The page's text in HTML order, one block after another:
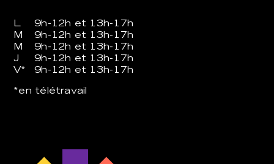
L
M
M
J
V*
9h-12h et 13h-17h
9h-12h et 13h-17h
9h-12h et 13h-17h
9h-12h et 13h-17h
9h-12h et 13h-17h
*en télétravail